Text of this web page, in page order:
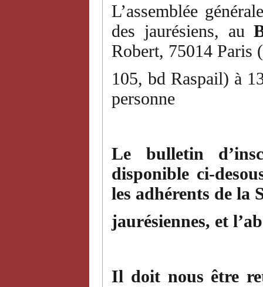
L’assemblée
des jaurésiens, au
Robert, 75014 Paris
105, bd Raspail) à
personne
Le bulletin
disponible ci-
les adhérents de la
jaurésiennes, et
Il doit nous être